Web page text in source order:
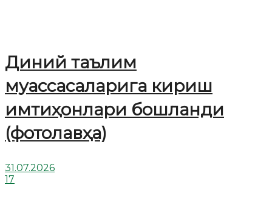
Диний таълим
муассасаларига кириш
имтиҳонлари бошланди
(фотолавҳа)
31.07.2026
17